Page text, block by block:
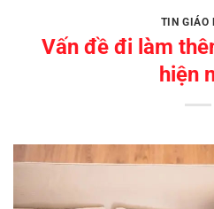
TIN GIÁO
Vấn đề đi làm
hiện